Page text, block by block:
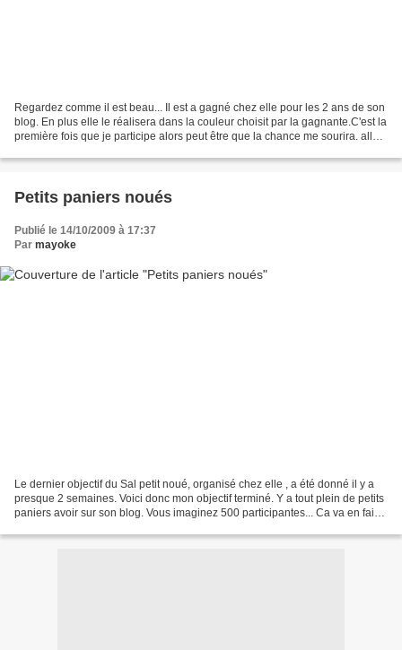
Regardez comme il est beau... Il est a gagné chez elle pour les 2 ans de son
blog. En plus elle le réalisera dans la couleur choisit par la gagnante.C'est la
première fois que je participe alors peut être que la chance me sourira. allez
Petits paniers noués
Publié le 14/10/2009 à 17:37
Par mayoke
Le dernier objectif du Sal petit noué, organisé chez elle , a été donné il y a
presque 2 semaines. Voici donc mon objectif terminé. Y a tout plein de petits
paniers avoir sur son blog. Vous imaginez 500 participantes... Ca va en faire